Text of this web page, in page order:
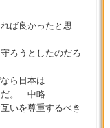
ば良かったと思
ろうとしたのだろ
ら日本は
だ。…中略…
いを尊重するべき